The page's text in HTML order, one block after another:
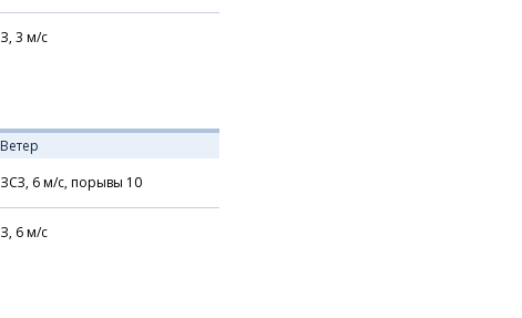
З, 3 м/с
Ветер
ЗСЗ, 6м/с, порывы 10
З, 6м/с